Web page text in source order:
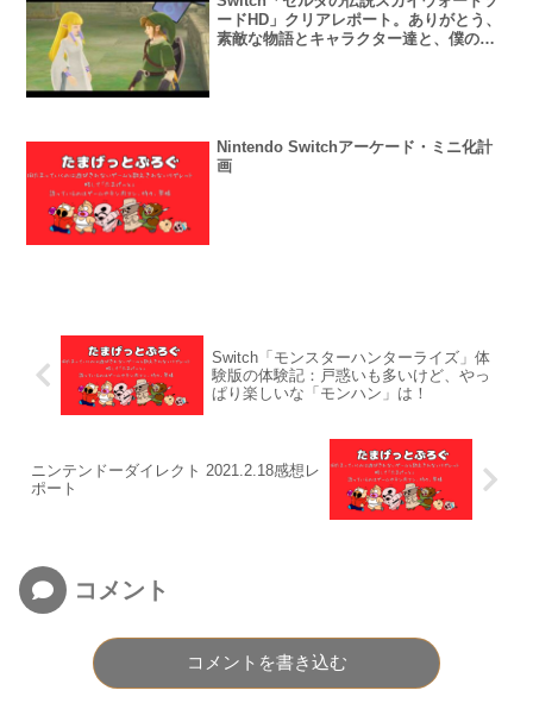
ードHD」クリアレポート。ありがとう、
素敵な物語とキャラクター達と、僕の両
Nintendo Switchアーケード・ミニ化計
画
Switch「モンスターハンターライズ」体
験版の体験記：戸惑いも多いけど、やっ
ぱり楽しいな「モンハン」は！
ニンテンドーダイレクト 2021.2.18感想レ
ポート
コメント
コメントを書き込む